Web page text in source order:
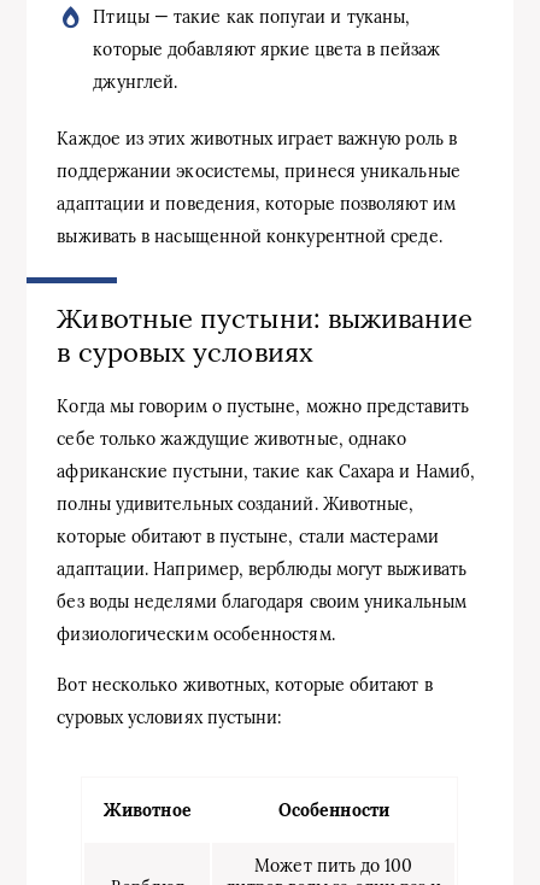
Птицы — такие как попугаи и туканы,
которые добавляют яркие цвета в пейзаж
джунглей.
Каждое из этих животных играет важную роль в
поддержании экосистемы, принеся уникальные
адаптации и поведения, которые позволяют им
выживать в насыщенной конкурентной среде.
Животные пустыни: выживание
в суровых условиях
Когда мы говорим о пустыне, можно представить
себе только жаждущие животные, однако
африканские пустыни, такие как Сахара и Намиб,
полны удивительных созданий. Животные,
которые обитают в пустыне, стали мастерами
адаптации. Например, верблюды могут выживать
без воды неделями благодаря своим уникальным
физиологическим особенностям.
Вот несколько животных, которые обитают в
суровых условиях пустыни:
Животное Особенности
Может пить до 100